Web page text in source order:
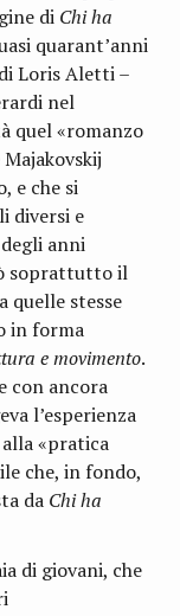
di Chi ha
quarant’anni
Loris Aletti –
nel
quel «romanzo
e che si
diversi e
anni
soprattutto il
quelle stesse
in forma
e movimento.
con ancora
l’esperienza
«pratica
che, in fondo,
da Chi ha
di giovani, che